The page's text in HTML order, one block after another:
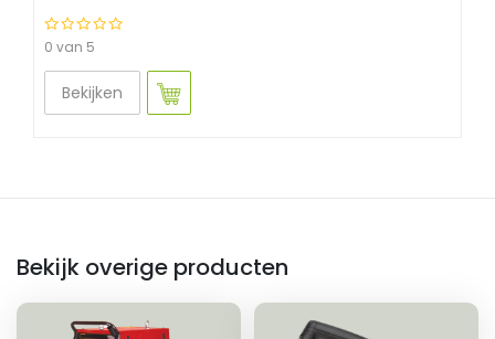
0 van 5
Bekijken
Bekijk overige producten